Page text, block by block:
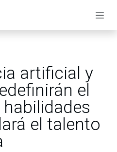
artificial y
el
el talento